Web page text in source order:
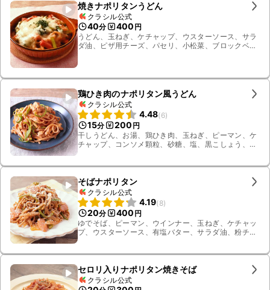
焼きナポリタンうどん
クラシル公式
40分 400 円
うどん、玉ねぎ、ケチャップ、ウスターソース、サラ
ダ油、ピザ用チーズ、パセリ、小松菜、ブロックベー
鶏ひき肉のナポリタン風うどん
クラシル公式
4.48(6)
15分 200 円
干しうどん、お湯、鶏ひき肉、玉ねぎ、ピーマン、ケ
チャップ、コンソメ顆粒、砂糖、塩、黒こしょう、オ
そばナポリタン
クラシル公式
4.19(8)
20分 400 円
ゆでそば、ピーマン、ウインナー、玉ねぎ、ケチャッ
プ、ウスターソース、有塩バター、サラダ油、粉チー
セロリ入りナポリタン焼きそば
クラシル公式